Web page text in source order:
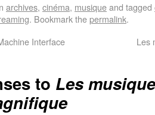
archives, cinéma, musiqueand tagged
. Bookmark thepermalink.
Interface Les
to Les